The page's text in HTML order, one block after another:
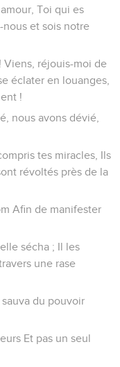
Toi qui es
et sois notre
Viens, réjouis-moi de
éclater en louanges,
!
nous avons dévié,
tes miracles, Ils
révoltés près de la
Afin de manifester
sécha ; Il les
une rase
du pouvoir
Et pas un seul